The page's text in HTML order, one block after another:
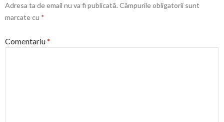
Adresa ta de email nu va fi publicată. Câmpurile obligatorii sunt
marcate cu *
Comentariu*